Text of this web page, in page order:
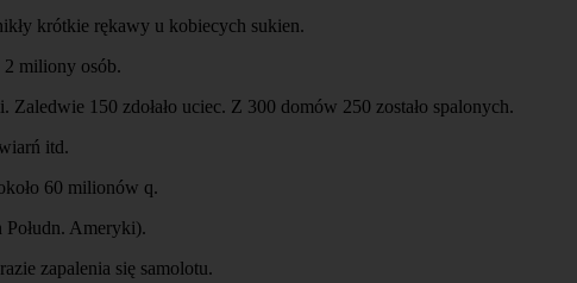
krótkie rękawy u kobiecych sukien.
2 miliony osób.
150 zdołało uciec. Z 300 domów 250 zostało spalonych.
itd.
60 milionów q.
Połudn. Ameryki).
zapalenia się samolotu.